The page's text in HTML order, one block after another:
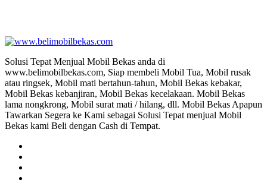
Solusi Tepat Menjual Mobil Bekas anda di
www.belimobilbekas.com, Siap membeli Mobil Tua, Mobil rusak
atau ringsek, Mobil mati bertahun-tahun, Mobil Bekas kebakar,
Mobil Bekas kebanjiran, Mobil Bekas kecelakaan. Mobil Bekas
lama nongkrong, Mobil surat mati / hilang, dll. Mobil Bekas Apapun
Tawarkan Segera ke Kami sebagai Solusi Tepat menjual Mobil
Bekas kami Beli dengan Cash di Tempat.